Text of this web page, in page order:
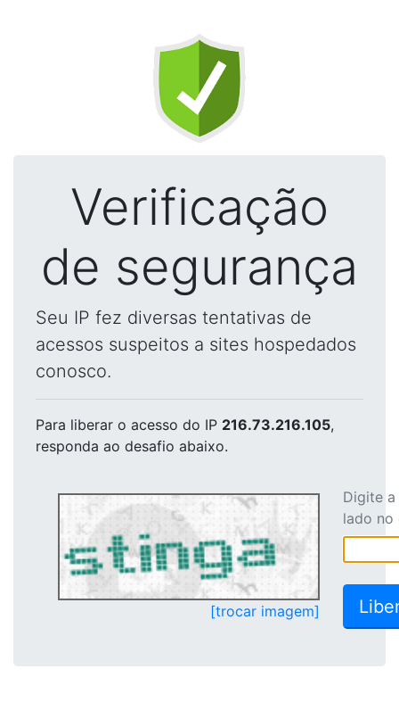
Verificação
de segurança
Seu IP fez diversas tentativas de
acessos suspeitos a sites hospedados
conosco.
Para liberar o acesso do IP 216.73.216.105,
responda ao desafio abaixo.
[trocar imagem]
Digite
lado no